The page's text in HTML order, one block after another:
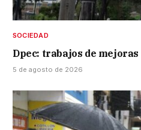
SOCIEDAD
Dpec: trabajos de
5 de agosto de 2026